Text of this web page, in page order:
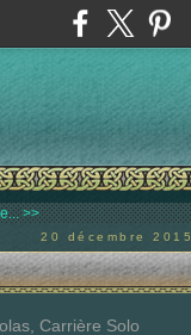
>>
20 décembre 2015